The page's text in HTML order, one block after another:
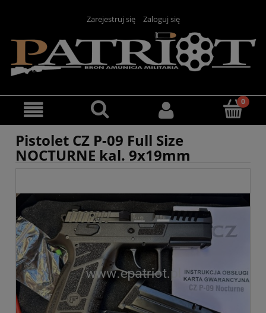
Zarejestruj się Zaloguj się
Pistolet CZ P-09 Full Size
NOCTURNE kal. 9x19mm